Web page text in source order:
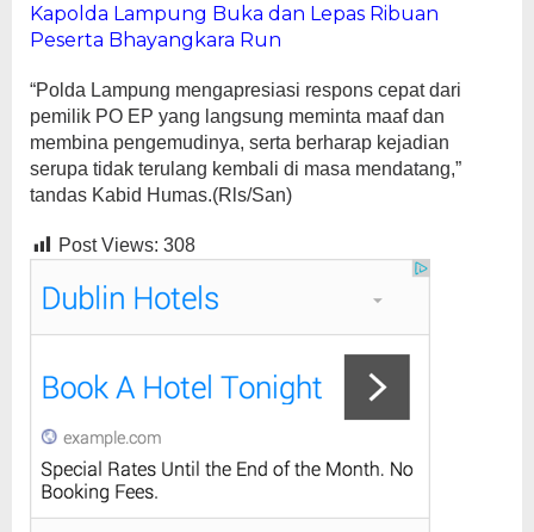
Kapolda Lampung Buka dan Lepas Ribuan
Peserta Bhayangkara Run
“Polda Lampung mengapresiasi respons cepat dari
pemilik PO EP yang langsung meminta maaf dan
membina pengemudinya, serta berharap kejadian
serupa tidak terulang kembali di masa mendatang,”
tandas Kabid Humas.(Rls/San)
Post Views: 308